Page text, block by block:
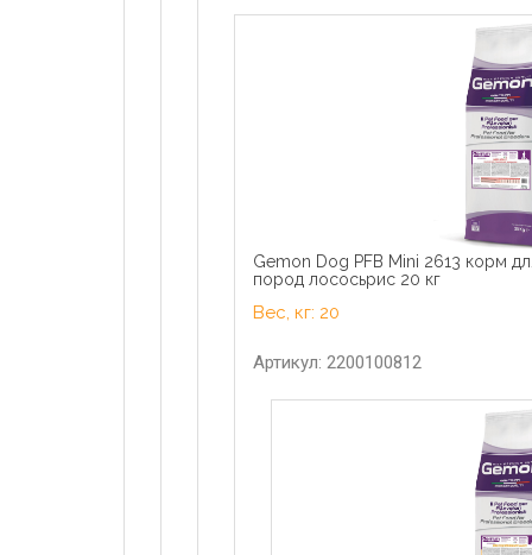
Gemon Dog PFB Mini 2613 корм
пород лососьрис 20 кг
Вес, кг: 20
Артикул: 2200100812